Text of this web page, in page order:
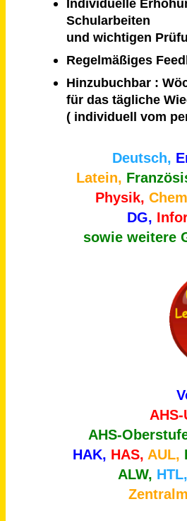
Individuelle
Schularbeiten
und wichtigen
Regelmäßiges
Hinzubuchbar :
für das tägliche
( individuell vom
Deutsch,
Latein,
Physik,
DG,
sowie weitere
AHS-
HAK, HAS, AUL,
ALW, HTL,